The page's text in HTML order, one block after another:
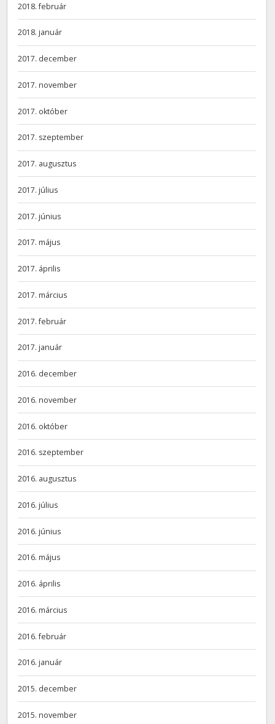
2018. február
2018. január
2017. december
2017. november
2017. október
2017. szeptember
2017. augusztus
2017. július
2017. június
2017. május
2017. április
2017. március
2017. február
2017. január
2016. december
2016. november
2016. október
2016. szeptember
2016. augusztus
2016. július
2016. június
2016. május
2016. április
2016. március
2016. február
2016. január
2015. december
2015. november